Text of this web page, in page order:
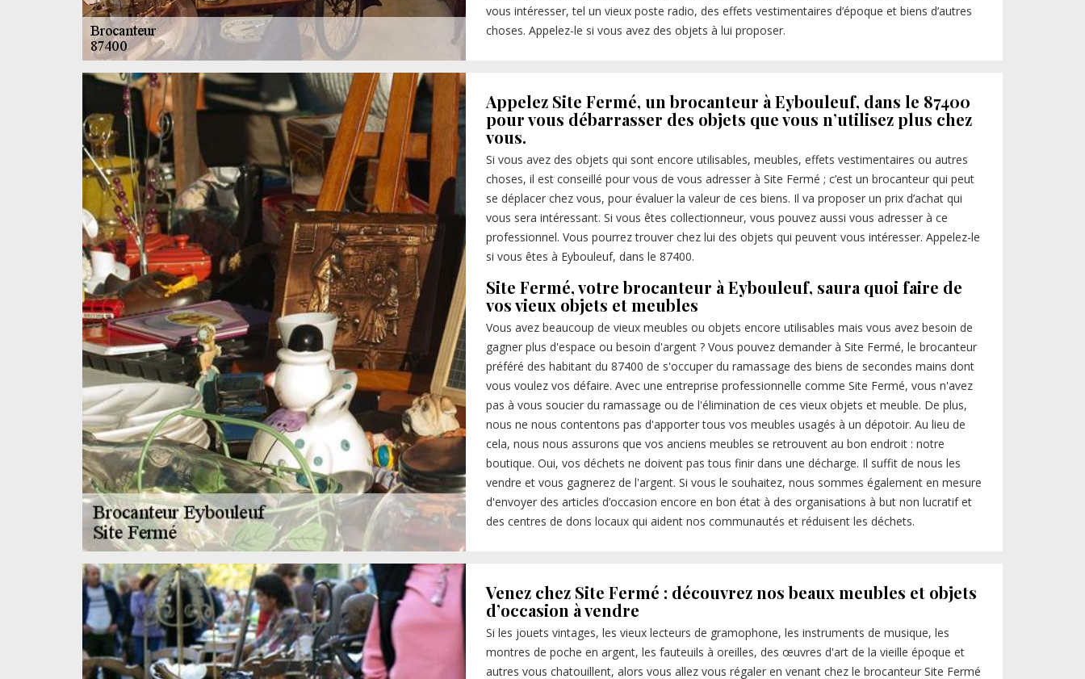
vous intéresser, tel un vieux poste radio, des effets vestimentaires d’époque et biens d’autres
choses. Appelez-le si vous avez des objets à lui proposer.
Appelez Site Fermé, un brocanteur à Eybouleuf, dans le 87400
pour vous débarrasser des objets que vous n’utilisez plus chez
vous.
Si vous avez des objets qui sont encore utilisables, meubles, effets vestimentaires ou autres
choses, il est conseillé pour vous de vous adresser à Site Fermé ; c’est un brocanteur qui peut
se déplacer chez vous, pour évaluer la valeur de ces biens. Il va proposer un prix d’achat qui
vous sera intéressant. Si vous êtes collectionneur, vous pouvez aussi vous adresser à ce
professionnel. Vous pourrez trouver chez lui des objets qui peuvent vous intéresser. Appelez-le
si vous êtes à Eybouleuf, dans le 87400.
Site Fermé, votre brocanteur à Eybouleuf, saura quoi faire de
vos vieux objets et meubles
Vous avez beaucoup de vieux meubles ou objets encore utilisables mais vous avez besoin de
gagner plus d'espace ou besoin d'argent ? Vous pouvez demander à Site Fermé, le brocanteur
préféré des habitant du 87400 de s'occuper du ramassage des biens de secondes mains dont
vous voulez vos défaire. Avec une entreprise professionnelle comme Site Fermé, vous n'avez
pas à vous soucier du ramassage ou de l'élimination de ces vieux objets et meuble. De plus,
nous ne nous contentons pas d'apporter tous vos meubles usagés à un dépotoir. Au lieu de
cela, nous nous assurons que vos anciens meubles se retrouvent au bon endroit : notre
boutique. Oui, vos déchets ne doivent pas tous finir dans une décharge. Il suffit de nous les
vendre et vous gagnerez de l'argent. Si vous le souhaitez, nous sommes également en mesure
d'envoyer des articles d’occasion encore en bon état à des organisations à but non lucratif et
des centres de dons locaux qui aident nos communautés et réduisent les déchets.
Venez chez Site Fermé : découvrez nos beaux meubles et objets
d’occasion à vendre
Si les jouets vintages, les vieux lecteurs de gramophone, les instruments de musique, les
montres de poche en argent, les fauteuils à oreilles, des œuvres d'art de la vieille époque et
autres vous chatouillent, alors vous allez vous régaler en venant chez le brocanteur Site Fermé